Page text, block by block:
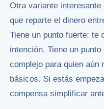
Otra variante interesante
que reparte el dinero
Tiene un punto fuerte: te
intención. Tiene un
complejo para quien aún
básicos. Si estás
compensa simplificar